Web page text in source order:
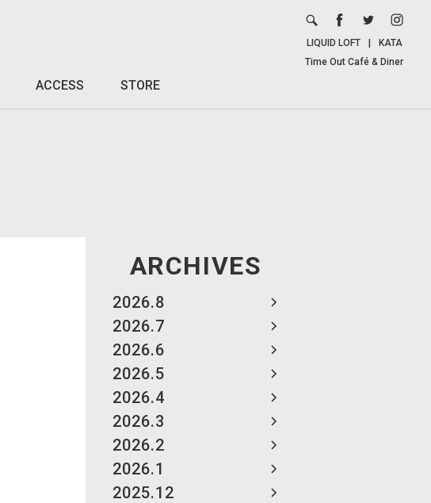
ACCESS STORE
LIQUID LOFT
KATA
Time Out Café & Diner
ARCHIVES
2026.8
2026.7
2026.6
2026.5
2026.4
2026.3
2026.2
2026.1
2025.12